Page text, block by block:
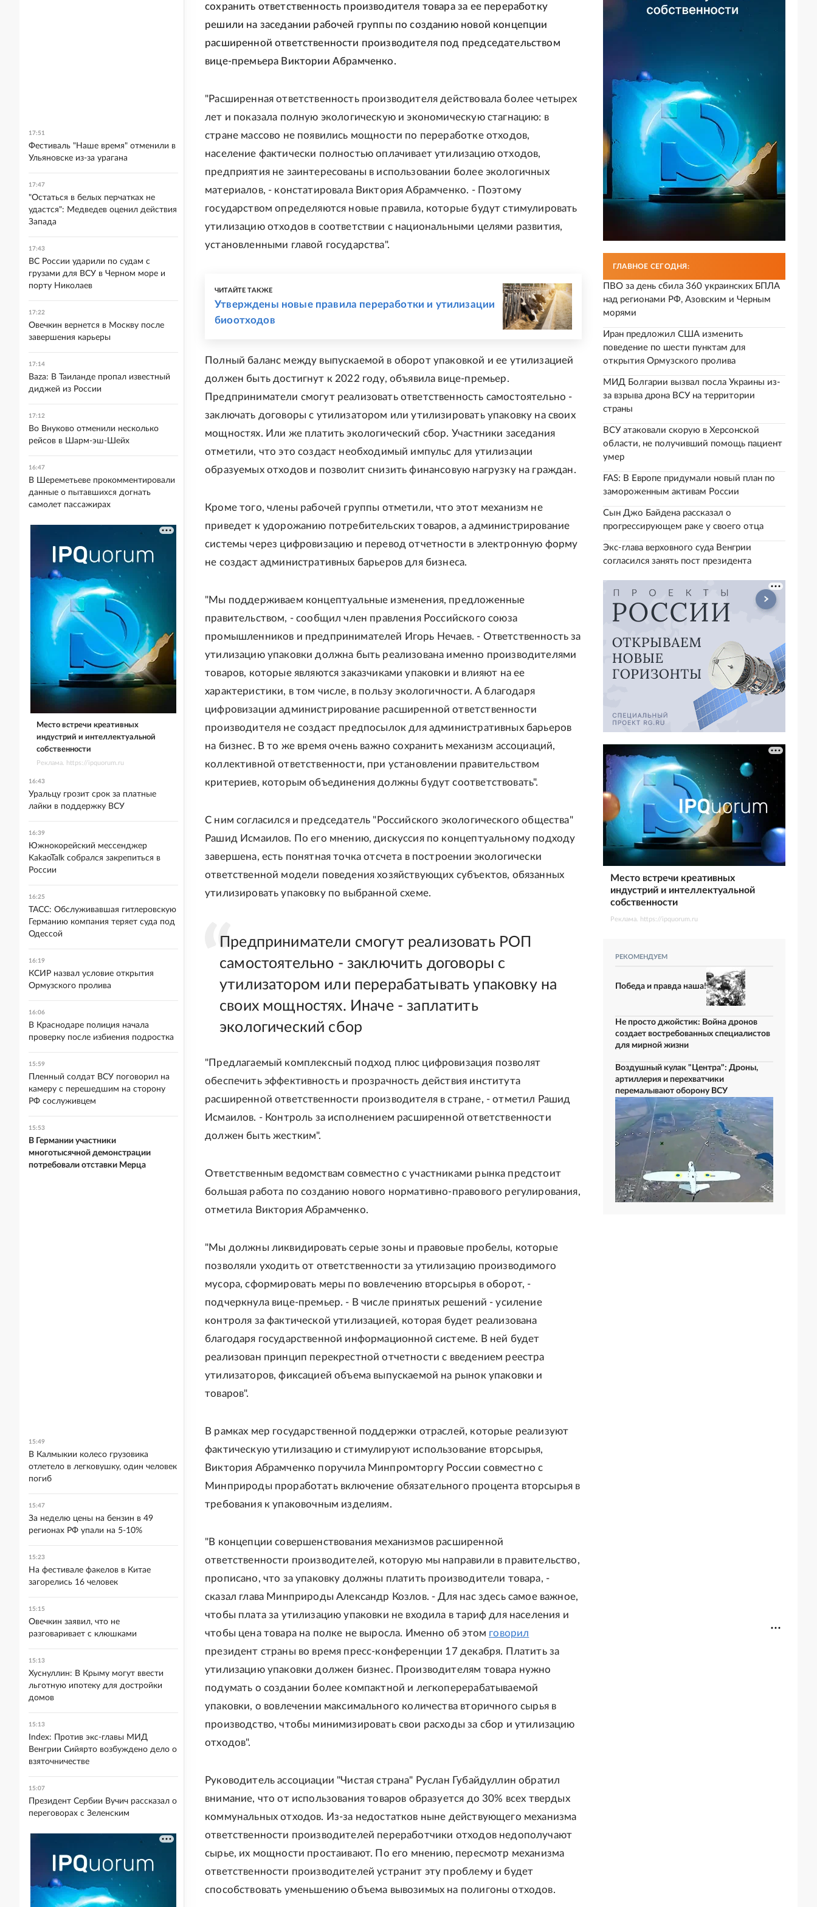
сохранить ответственность производителя товара за ее переработку
решили на заседании рабочей группы по созданию новой концепции
расширенной ответственности производителя под председательством
вице-премьера Виктории Абрамченко.
"Расширенная ответственность производителя действовала более четырех
лет и показала полную экологическую и экономическую стагнацию: в
стране массово не появились мощности по переработке отходов,
население фактически полностью оплачивает утилизацию отходов,
предприятия не заинтересованы в использовании более экологичных
материалов, - констатировала Виктория Абрамченко. - Поэтому
государством определяются новые правила, которые будут стимулировать
утилизацию отходов в соответствии с национальными целями развития,
установленными главой государства".
ЧИТАЙТЕ ТАКЖЕ
Утверждены новые правила переработки и утилизации
биоотходов
Полный баланс между выпускаемой в оборот упаковкой и ее утилизацией
должен быть достигнут к 2022 году, объявила вице-премьер.
Предприниматели смогут реализовать ответственность самостоятельно -
заключать договоры с утилизатором или утилизировать упаковку на своих
мощностях. Или же платить экологический сбор. Участники заседания
отметили, что это создаст необходимый импульс для утилизации
образуемых отходов и позволит снизить финансовую нагрузку на граждан.
Кроме того, члены рабочей группы отметили, что этот механизм не
приведет к удорожанию потребительских товаров, а администрирование
системы через цифровизацию и перевод отчетности в электронную форму
не создаст административных барьеров для бизнеса.
"Мы поддерживаем концептуальные изменения, предложенные
правительством, - сообщил член правления Российского союза
промышленников и предпринимателей Игорь Нечаев. - Ответственность за
утилизацию упаковки должна быть реализована именно производителями
товаров, которые являются заказчиками упаковки и влияют на ее
характеристики, в том числе, в пользу экологичности. А благодаря
цифровизации администрирование расширенной ответственности
производителя не создаст предпосылок для административных барьеров
на бизнес. В то же время очень важно сохранить механизм ассоциаций,
коллективной ответственности, при установлении правительством
критериев, которым объединения должны будут соответствовать".
С ним согласился и председатель "Российского экологического общества"
Рашид Исмаилов. По его мнению, дискуссия по концептуальному подходу
завершена, есть понятная точка отсчета в построении экологически
ответственной модели поведения хозяйствующих субъектов, обязанных
утилизировать упаковку по выбранной схеме.
Предприниматели смогут реализовать РОП
самостоятельно - заключить договоры с
утилизатором или перерабатывать упаковку на
своих мощностях. Иначе - заплатить
экологический сбор
"Предлагаемый комплексный подход плюс цифровизация позволят
обеспечить эффективность и прозрачность действия института
расширенной ответственности производителя в стране, - отметил Рашид
Исмаилов. - Контроль за исполнением расширенной ответственности
должен быть жестким".
Ответственным ведомствам совместно с участниками рынка предстоит
большая работа по созданию нового нормативно-правового регулирования,
отметила Виктория Абрамченко.
"Мы должны ликвидировать серые зоны и правовые пробелы, которые
позволяли уходить от ответственности за утилизацию производимого
мусора, сформировать меры по вовлечению вторсырья в оборот, -
подчеркнула вице-премьер. - В числе принятых решений - усиление
контроля за фактической утилизацией, которая будет реализована
благодаря государственной информационной системе. В ней будет
реализован принцип перекрестной отчетности с введением реестра
утилизаторов, фиксацией объема выпускаемой на рынок упаковки и
товаров".
В рамках мер государственной поддержки отраслей, которые реализуют
фактическую утилизацию и стимулируют использование вторсырья,
Виктория Абрамченко поручила Минпромторгу России совместно с
Минприроды проработать включение обязательного процента вторсырья в
требования к упаковочным изделиям.
"В концепции совершенствования механизмов расширенной
ответственности производителей, которую мы направили в правительство,
прописано, что за упаковку должны платить производители товара, -
сказал глава Минприроды Александр Козлов. - Для нас здесь самое важное,
чтобы плата за утилизацию упаковки не входила в тариф для населения и
чтобы цена товара на полке не выросла. Именно об этом говорил
президент страны во время пресс-конференции 17 декабря. Платить за
утилизацию упаковки должен бизнес. Производителям товара нужно
подумать о создании более компактной и легкоперерабатываемой
упаковки, о вовлечении максимального количества вторичного сырья в
производство, чтобы минимизировать свои расходы за сбор и утилизацию
отходов".
Руководитель ассоциации "Чистая страна" Руслан Губайдуллин обратил
внимание, что от использования товаров образуется до 30% всех твердых
коммунальных отходов. Из-за недостатков ныне действующего механизма
ответственности производителей переработчики отходов недополучают
сырье, их мощности простаивают. По его мнению, пересмотр механизма
ответственности производителей устранит эту проблему и будет
способствовать уменьшению объема вывозимых на полигоны отходов.
ГЛАВНОЕ СЕГОДНЯ:
ПВО за день сбила 360 украинских БПЛА
над регионами РФ, Азовским и Черным
морями
Иран предложил США изменить
поведение по шести пунктам для
открытия Ормузского пролива
МИД Болгарии вызвал посла Украины из-
за взрыва дрона ВСУ на территории
страны
ВСУ атаковали скорую в Херсонской
области, не получивший помощь пациент
умер
FAS: В Европе придумали новый план по
замороженным активам России
Сын Джо Байдена рассказал о
прогрессирующем раке у своего отца
Экс-глава верховного суда Венгрии
согласился занять пост президента
Место встречи креативных
индустрий и интеллектуальной
собственности
Реклама. https://ipquorum.ru
РЕКОМЕНДУЕМ
Победа и правда наша!
Не просто джойстик: Война дронов
создает востребованных специалистов
для мирной жизни
Воздушный кулак "Центра": Дроны,
артиллерия и перехватчики
перемалывают оборону ВСУ
17:51
Фестиваль "Наше время" отменили в
Ульяновске из-за урагана
17:47
"Остаться в белых перчатках не
удастся": Медведев оценил действия
Запада
17:43
ВС России ударили по судам с
грузами для ВСУ в Черном море и
порту Николаев
17:22
Овечкин вернется в Москву после
завершения карьеры
17:14
Baza: В Таиланде пропал известный
диджей из России
17:12
Во Внуково отменили несколько
рейсов в Шарм-эш-Шейх
16:47
В Шереметьеве прокомментировали
данные о пытавшихся догнать
самолет пассажирах
Место встречи креативных
индустрий и интеллектуальной
собственности
Реклама. https://ipquorum.ru
16:43
Уральцу грозит срок за платные
лайки в поддержку ВСУ
16:39
Южнокорейский мессенджер
KakaoTalk собрался закрепиться в
России
16:25
ТАСС: Обслуживавшая гитлеровскую
Германию компания теряет суда под
Одессой
16:19
КСИР назвал условие открытия
Ормузского пролива
16:06
В Краснодаре полиция начала
проверку после избиения подростка
15:59
Пленный солдат ВСУ поговорил на
камеру с перешедшим на сторону
РФ сослуживцем
15:53
В Германии участники
многотысячной демонстрации
потребовали отставки Мерца
15:49
В Калмыкии колесо грузовика
отлетело в легковушку, один человек
погиб
15:47
За неделю цены на бензин в 49
регионах РФ упали на 5-10%
15:23
На фестивале факелов в Китае
загорелись 16 человек
15:15
Овечкин заявил, что не
разговаривает с клюшками
15:13
Хуснуллин: В Крыму могут ввести
льготную ипотеку для достройки
домов
15:13
Index: Против экс-главы МИД
Венгрии Сийярто возбуждено дело о
взяточничестве
15:07
Президент Сербии Вучич рассказал о
переговорах с Зеленским